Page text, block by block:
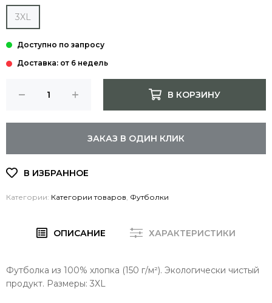
3XL
Доставка: от 6 недель
В КОРЗИНУ
ЗАКАЗ В ОДИН КЛИК
Категории: Категории товаров Футболки
ОПИСАНИЕ ХАРАКТЕРИСТИКИ
Футболка из 100% хлопка (150 г/м²). Экологически чистый
продукт. Размеры: 3XL